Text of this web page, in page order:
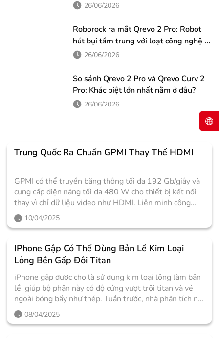
26/06/2026
Roborock ra mắt Qrevo 2 Pro: Robot
hút bụi tầm trung với loạt công nghệ từ
phân khúc cao cấp
26/06/2026
So sánh Qrevo 2 Pro và Qrevo Curv 2
Pro: Khác biệt lớn nhất nằm ở đâu?
26/06/2026
Trung Quốc Ra Chuẩn GPMI Thay Thế HDMI
GPMI có thể truyền băng thông tối đa 192 Gb/giây và
cung cấp điện năng tối đa 480 W cho thiết bị kết nối
thay vì chỉ dữ liệu video như HDMI. Liên minh công
nghiệp video 8K UHD Thâm Quyến, một nhóm gồm
hơn 50 công ty Trung Quốc vừa ra mắt chuẩn kết nối
nhằm thay thế cho hai kết nối phổ biến hiện tại là
HDMI và DisplayPort. Chuẩn kết nối HDMI hiện tại.
Ảnh: Tom'sHardware Tiêu chuẩn được phát triển để
hỗ trợ hình ảnh độ phân giải 8K và giảm số lượng cáp
cần thiết để truyền dữ liệu, điện năng giữa các thiết bị.
Theo HKEPC, cáp GPMI sẽ có hai loại gồm: Type-B với
kiểu kết nối độc quyền và Type-C sử dụng thiết kế
tương thích với chuẩn USB-C hiện tại. Do chuẩn 8K có
10/04/2025
IPhone Gập Có Thể Dùng Bản Lề Kim Loại
Lỏng Bền Gấp Đôi Titan
iPhone gập được cho là sử dụng kim loại lỏng làm bản
lề, giúp bộ phận này có độ cứng vượt trội titan và vẻ
ngoài bóng bẩy như thép. Tuần trước, nhà phân tích nổi
tiếng Ming-Chi Kuo của TF Securities cho biết Apple
dự kiến sử dụng bản lề kim loại lỏng cho iPhone Fold
08/04/2025